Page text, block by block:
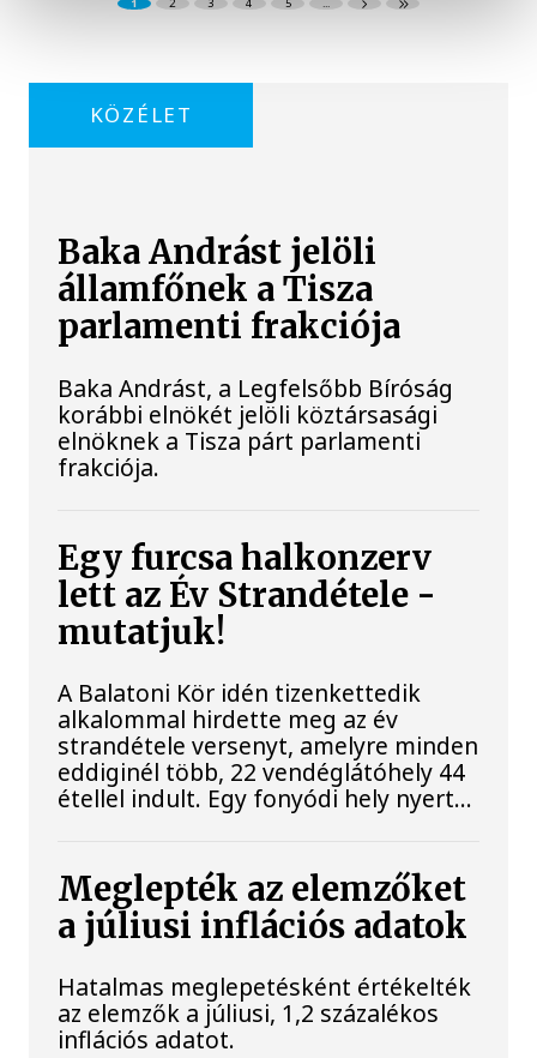
1 2 3 4 5 ...
KÖZÉLET
Baka Andrást jelöli
államfőnek a Tisza
parlamenti frakciója
Baka Andrást, a Legfelsőbb Bíróság
korábbi elnökét jelöli köztársasági
elnöknek a Tisza párt parlamenti
frakciója.
Egy furcsa halkonzerv
lett az Év Strandétele -
mutatjuk!
A Balatoni Kör idén tizenkettedik
alkalommal hirdette meg az év
strandétele versenyt, amelyre minden
eddiginél több, 22 vendéglátóhely 44
étellel indult. Egy fonyódi hely nyert...
Meglepték az elemzőket
a júliusi inflációs adatok
Hatalmas meglepetésként értékelték
az elemzők a júliusi, 1,2 százalékos
inflációs adatot.